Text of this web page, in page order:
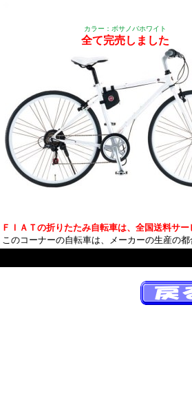
カラー：ボサノバホワイト
全て完売しました
ＩＡＴの折りたたみ自転車は、全国送料サー
このコーナーの自転車は、メーカーの生産の